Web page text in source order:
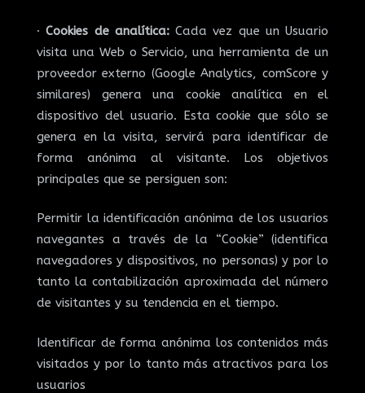
·Cookies de analítica:Cada vez que un Usuario
visita una Web o Servicio, una herramienta de un
proveedor externo (Google Analytics, comScore y
similares) genera una cookie analítica en el
dispositivo del usuario. Esta cookie que sólo se
genera en la visita, servirá para identificar de
forma anónima al visitante. Los objetivos
principales que se persiguen son:
Permitir la identificación anónima de los usuarios
navegantes a través de la “Cookie” (identifica
navegadores y dispositivos, no personas) y por lo
tanto la contabilización aproximada del número
de visitantes y su tendencia en el tiempo.
Identificar de forma anónima los contenidos más
visitados y por lo tanto más atractivos para los
usuarios